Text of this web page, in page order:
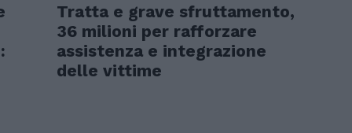
Tratta e grave sfruttamento,
36 milioni per rafforzare
assistenza e integrazione
delle vittime